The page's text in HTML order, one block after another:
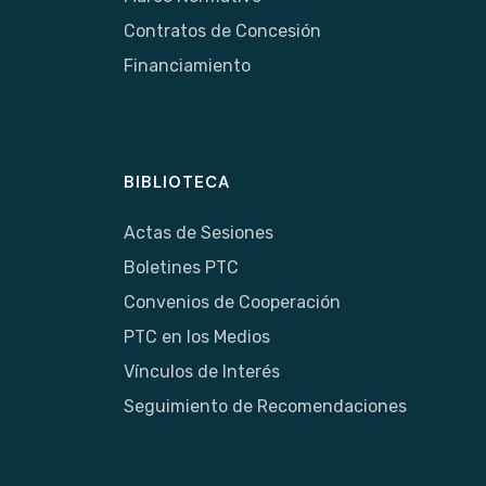
Contratos de Concesión
Financiamiento
BIBLIOTECA
Actas de Sesiones
Boletines PTC
Convenios de Cooperación
PTC en los Medios
Vínculos de Interés
Seguimiento de Recomendaciones